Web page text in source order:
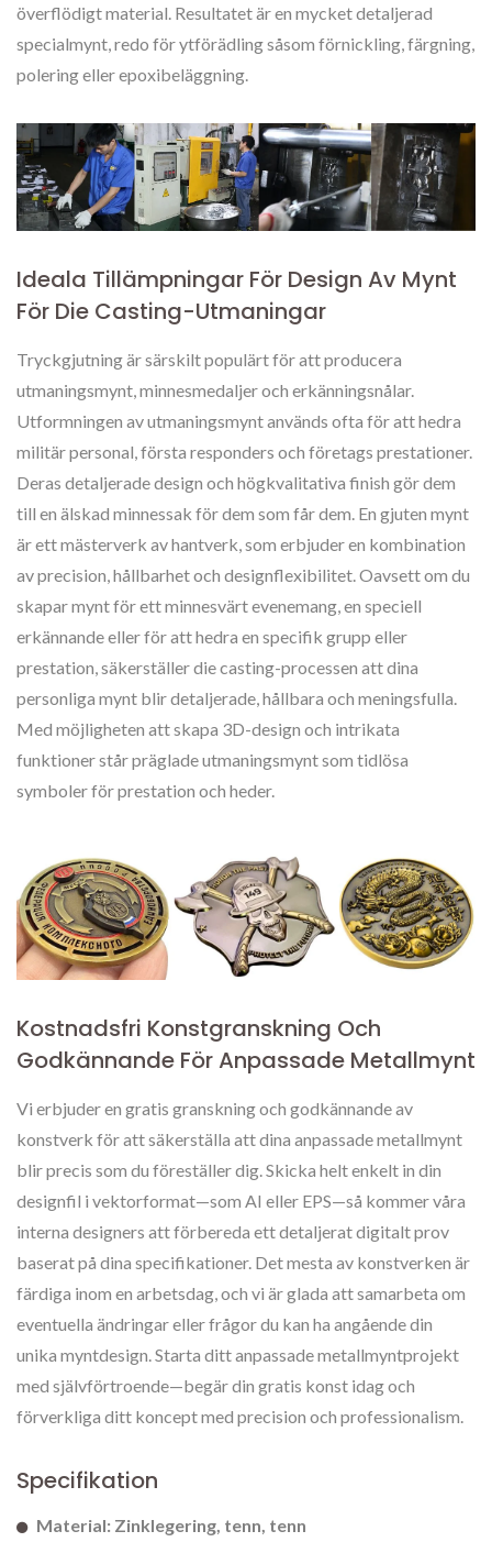
överflödigt material. Resultatet är en mycket detaljerad
specialmynt, redo för ytförädling såsom förnickling, färgning,
polering eller epoxibeläggning.
Ideala Tillämpningar För Design Av Mynt
För Die Casting-Utmaningar
Tryckgjutning är särskilt populärt för att producera
utmaningsmynt, minnesmedaljer och erkänningsnålar.
Utformningen av utmaningsmynt används ofta för att hedra
militär personal, första responders och företags prestationer.
Deras detaljerade design och högkvalitativa finish gör dem
till en älskad minnessak för dem som får dem. En gjuten mynt
är ett mästerverk av hantverk, som erbjuder en kombination
av precision, hållbarhet och designflexibilitet. Oavsett om du
skapar mynt för ett minnesvärt evenemang, en speciell
erkännande eller för att hedra en specifik grupp eller
prestation, säkerställer die casting-processen att dina
personliga mynt blir detaljerade, hållbara och meningsfulla.
Med möjligheten att skapa 3D-design och intrikata
funktioner står präglade utmaningsmynt som tidlösa
symboler för prestation och heder.
Kostnadsfri Konstgranskning Och
Godkännande För Anpassade Metallmynt
Vi erbjuder en gratis granskning och godkännande av
konstverk för att säkerställa att dina anpassade metallmynt
blir precis som du föreställer dig. Skicka helt enkelt in din
designfil i vektorformat—som AI eller EPS—så kommer våra
interna designers att förbereda ett detaljerat digitalt prov
baserat på dina specifikationer. Det mesta av konstverken är
färdiga inom en arbetsdag, och vi är glada att samarbeta om
eventuella ändringar eller frågor du kan ha angående din
unika myntdesign. Starta ditt anpassade metallmyntprojekt
med självförtroende—begär din gratis konst idag och
förverkliga ditt koncept med precision och professionalism.
Specifikation
Material: Zinklegering, tenn, tenn